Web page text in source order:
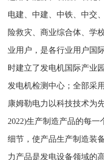
电建、中建、中铁、中交
险救灾、商业综合体、学
业用户，是各行业用户国
时建立了发电机国际产业
发电机检测中心；全部采
康姆勒电力以科技技术为
2022)生产制造产品的每
细节，使产品生产制造装
力产品是发电设备领域的